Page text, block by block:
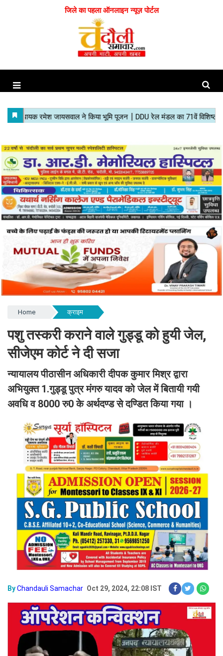
जिले का पहला ऑनलाइन न्यूज़ पोर्टल
Home क्राइम
पशु तस्करी कराने वाले गुड्डू को हुयी जेल,
सीजेएम कोर्ट ने दी सजा
न्यायालय पीठासीन अधिकारी दीपक कुमार मिश्र द्वारा
अभियुक्त 1.गुड्डू पुत्र मंगरु यादव को जेल में बितायी गयी
अवधि व 8000 रु0 के अर्थदण्ड से दण्डित किया गया ।
ByChandauli Samachar Oct 29, 2024, 22:08 IST